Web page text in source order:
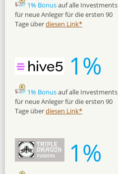
1% Bonusauf alle Investments
für neue Anleger für die ersten 90
Tage überdiesen Link*
1%
1% Bonusauf alle Investments
für neue Anleger für die ersten 90
Tage überdiesen Link*
1%